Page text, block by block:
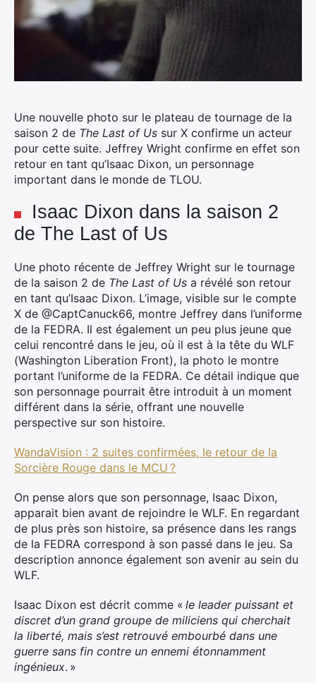
Une nouvelle photo sur le plateau de tournage de la
saison 2 de The Last of Us sur X confirme un acteur
pour cette suite. Jeffrey Wright confirme en effet son
retour en tant qu’Isaac Dixon, un personnage
important dans le monde de TLOU.
Isaac Dixon dans la saison 2
de The Last of Us
Une photo récente de Jeffrey Wright sur le tournage
de la saison 2 de The Last of Us a révélé son retour
en tant qu’Isaac Dixon. L’image, visible sur le compte
X de @CaptCanuck66, montre Jeffrey dans l’uniforme
de la FEDRA. Il est également un peu plus jeune que
celui rencontré dans le jeu, où il est à la tête du WLF
(Washington Liberation Front), la photo le montre
portant l’uniforme de la FEDRA. Ce détail indique que
son personnage pourrait être introduit à un moment
différent dans la série, offrant une nouvelle
perspective sur son histoire.
WandaVision : 2 suites confirmées, le retour de la
Sorcière Rouge dans le MCU ?
On pense alors que son personnage, Isaac Dixon,
apparait bien avant de rejoindre le WLF. En regardant
de plus près son histoire, sa présence dans les rangs
de la FEDRA correspond à son passé dans le jeu. Sa
description annonce également son avenir au sein du
WLF.
Isaac Dixon est décrit comme « le leader puissant et
discret d’un grand groupe de miliciens qui cherchait
la liberté, mais s’est retrouvé embourbé dans une
guerre sans fin contre un ennemi étonnamment
ingénieux. »